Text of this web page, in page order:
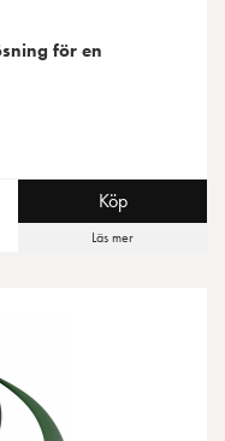
för en
Köp
Läs mer